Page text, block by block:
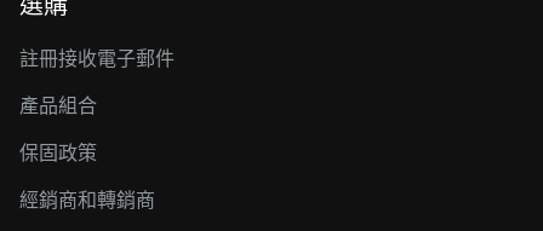
註冊接收電子郵件
產品組合
保固政策
經銷商和轉銷商